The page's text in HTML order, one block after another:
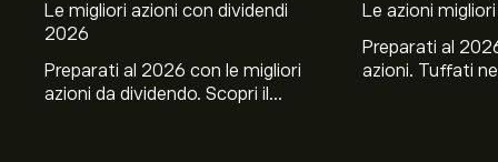
Le migliori azioni con dividendi
2026
Preparati al 2026 con le migliori
azioni da dividendo. Scopri il
Le azioni
Preparati al
azioni. Tuffati